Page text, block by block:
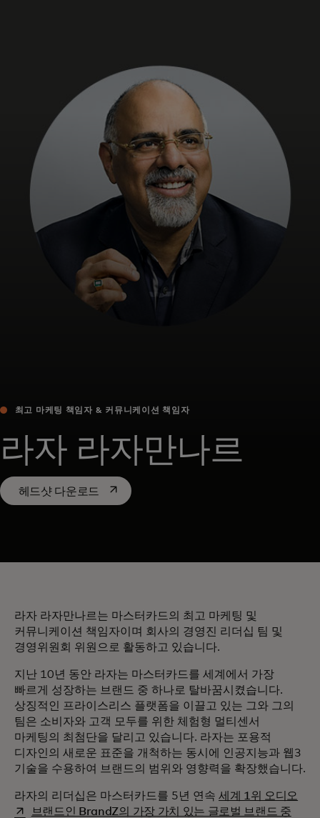
비즈니스 고객
모두를 위한 가치
이노베이터
뉴스 & 인사이트
최고 마케팅 책임자 & 커뮤니케이션 책임자
라자 라자만나르
헤드샷 다운로드 새 탭에서 열림
라자 라자만나르는 마스터카드의 최고 마케팅 및
커뮤니케이션 책임자이며 회사의 경영진 리더십 팀 및
경영위원회 위원으로 활동하고 있습니다.
지난 10년 동안 라자는 마스터카드를 세계에서 가장
빠르게 성장하는 브랜드 중 하나로 탈바꿈시켰습니다.
상징적인 프라이스리스 플랫폼을 이끌고 있는 그와 그의
팀은 소비자와 고객 모두를 위한 체험형 멀티센서
마케팅의 최첨단을 달리고 있습니다. 라자는 포용적
디자인의 새로운 표준을 개척하는 동시에 인공지능과 웹3
기술을 수용하여 브랜드의 범위와 영향력을 확장했습니다.
라자의 리더십은 마스터카드를 5년 연속 세계 1위 오디오
브랜드인 BrandZ의 가장 가치 있는 글로벌 브랜드 중새 탭